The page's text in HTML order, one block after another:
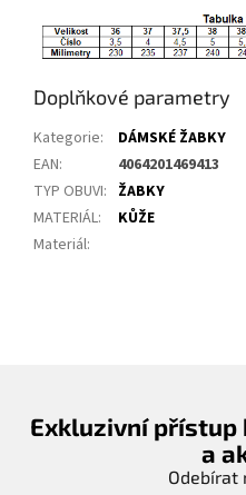
Doplňkové parametry
Kategorie:
DÁMSKÉ ŽABKY
EAN:
4064201469413
TYP OBUVI: ŽABKY
MATERIÁL:
KŮŽE
Materiál:
Exkluzivní přístup
a
Odebírat